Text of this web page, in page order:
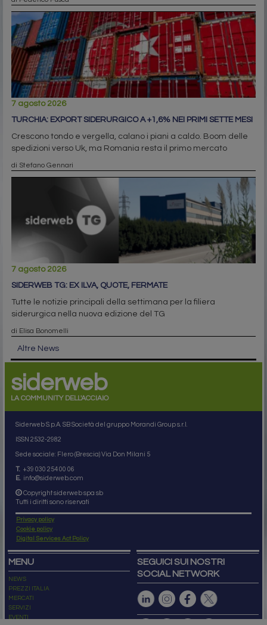
7 agosto 2026
TURCHIA: EXPORT SIDERURGICO A +1,6% NEI PRIMI SETTE MESI
Crescono tondo e vergella, calano i piani a caldo. Boom delle
spedizioni verso Uk, ma Romania resta il primo mercato
di Stefano Gennari
7 agosto 2026
SIDERWEB TG: EX ILVA, QUOTE, FERMATE
Tutte le notizie principali della settimana per la filiera
siderurgica nella nuova edizione del TG
di Elisa Bonomelli
Altre News
siderweb
LA COMMUNITY DELL'ACCIAIO
Siderweb S.p.A. SB Società del gruppo Morandi Group s.r.l.
ISSN 2532-2982
Sede sociale: Flero (Brescia) Via Don Milani 5
T. +39 030 254 00 06
E.
info@siderweb.com
Copyright siderweb spa sb
Tutti i diritti sono riservati
Privacy policy
Cookie policy
Digital Services Act Policy
MENU
NEWS
PREZZI ITALIA
MERCATI
SERVIZI
EVENTI
SEGUICI SUI NOSTRI
SOCIAL NETWORK